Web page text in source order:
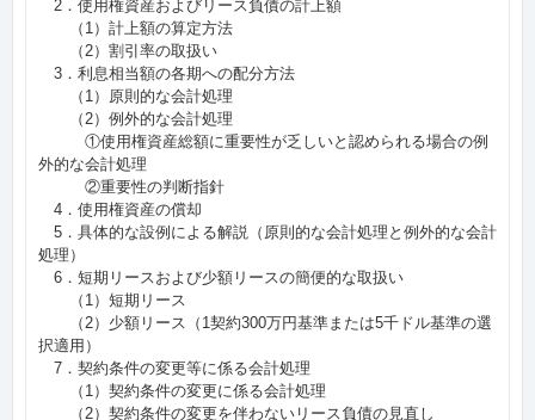
2．使用権資産およびリース負債の計上額
（1）計上額の算定方法
（2）割引率の取扱い
3．利息相当額の各期への配分方法
（1）原則的な会計処理
（2）例外的な会計処理
①使用権資産総額に重要性が乏しいと認められる場合の例
外的な会計処理
②重要性の判断指針
4．使用権資産の償却
5．具体的な設例による解説（原則的な会計処理と例外的な会計
処理）
6．短期リースおよび少額リースの簡便的な取扱い
（1）短期リース
（2）少額リース（1契約300万円基準または5千ドル基準の選
択適用）
7．契約条件の変更等に係る会計処理
（1）契約条件の変更に係る会計処理
（2）契約条件の変更を伴わないリース負債の見直し